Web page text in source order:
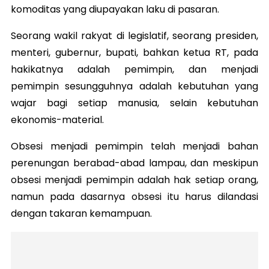
komoditas yang diupayakan laku di pasaran.
Seorang wakil rakyat di legislatif, seorang presiden,
menteri, gubernur, bupati, bahkan ketua RT, pada
hakikatnya adalah pemimpin, dan menjadi
pemimpin sesungguhnya adalah kebutuhan yang
wajar bagi setiap manusia, selain kebutuhan
ekonomis-material.
Obsesi menjadi pemimpin telah menjadi bahan
perenungan berabad-abad lampau, dan meskipun
obsesi menjadi pemimpin adalah hak setiap orang,
namun pada dasarnya obsesi itu harus dilandasi
dengan takaran kemampuan.